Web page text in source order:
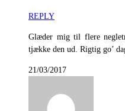
REPLY
Glæder mig til flere
tjække den ud. Rigtig go’
21/03/2017